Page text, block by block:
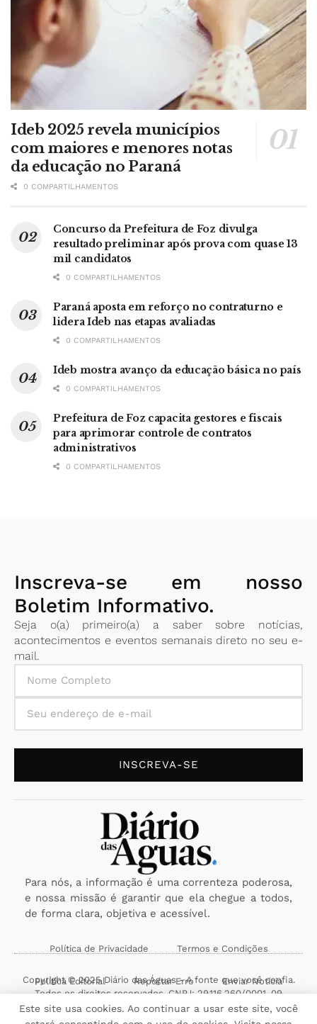
Ideb 2025 revela municípios
com maiores e menores notas
da educação no Paraná
0 COMPARTILHAMENTOS
Concurso da Prefeitura de Foz divulga
resultado preliminar após prova com quase 13
mil candidatos
0 COMPARTILHAMENTOS
Paraná aposta em reforço no contraturno e
lidera Ideb nas etapas avaliadas
0 COMPARTILHAMENTOS
Ideb mostra avanço da educação básica no país
0 COMPARTILHAMENTOS
Prefeitura de Foz capacita gestores e fiscais
para aprimorar controle de contratos
administrativos
0 COMPARTILHAMENTOS
Inscreva-se em nosso
Boletim Informativo.
Seja o(a) primeiro(a) a saber sobre notícias,
acontecimentos e eventos semanais direto no seu e-
mail.
INSCREVA-SE
Para nós, a informação é uma correnteza poderosa,
e nossa missão é garantir que ela chegue a todos,
de forma clara, objetiva e acessível.
Política de Privacidade Termos e Condições
Política Editorial Reportar Erro Enviar Notícia
Copyright © 2025 Diário das Águas - A fonte que você confia.
Todos os direitos reservados. CNPJ: 29.116.260/0001-09
Este site usa cookies. Ao continuar a usar este site, você